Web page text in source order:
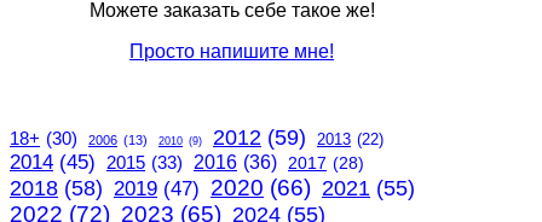
Можете заказать себе такое же!
Просто напишите мне!
18+ (30) 2006 (13) 2010 (9) 2012 (59) 2013 (22)
2014 (45) 2015 (33) 2016 (36) 2017 (28)
2018 (58) 2019 (47) 2020 (66) 2021 (55)
2022 (72) 2023 (65) 2024 (55)